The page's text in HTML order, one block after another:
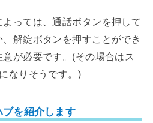
っては、通話ボタンを押して
解錠ボタンを押すことができ
が必要です。(その場合はス
なりそうです。)
を紹介します